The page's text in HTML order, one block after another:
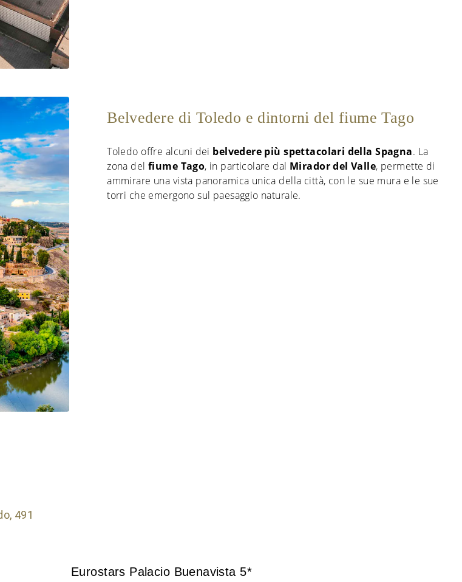
Belvedere di Toledo e dintorni del fiume Tago
Toledo offre alcuni dei belvedere più spettacolari della Spagna. La
zona del fiume Tago, in particolare dal Mirador del Valle, permette di
ammirare una vista panoramica unica della città, con le sue mura e le sue
torri che emergono sul paesaggio naturale.
Eurostars Palacio Buenavista 5*